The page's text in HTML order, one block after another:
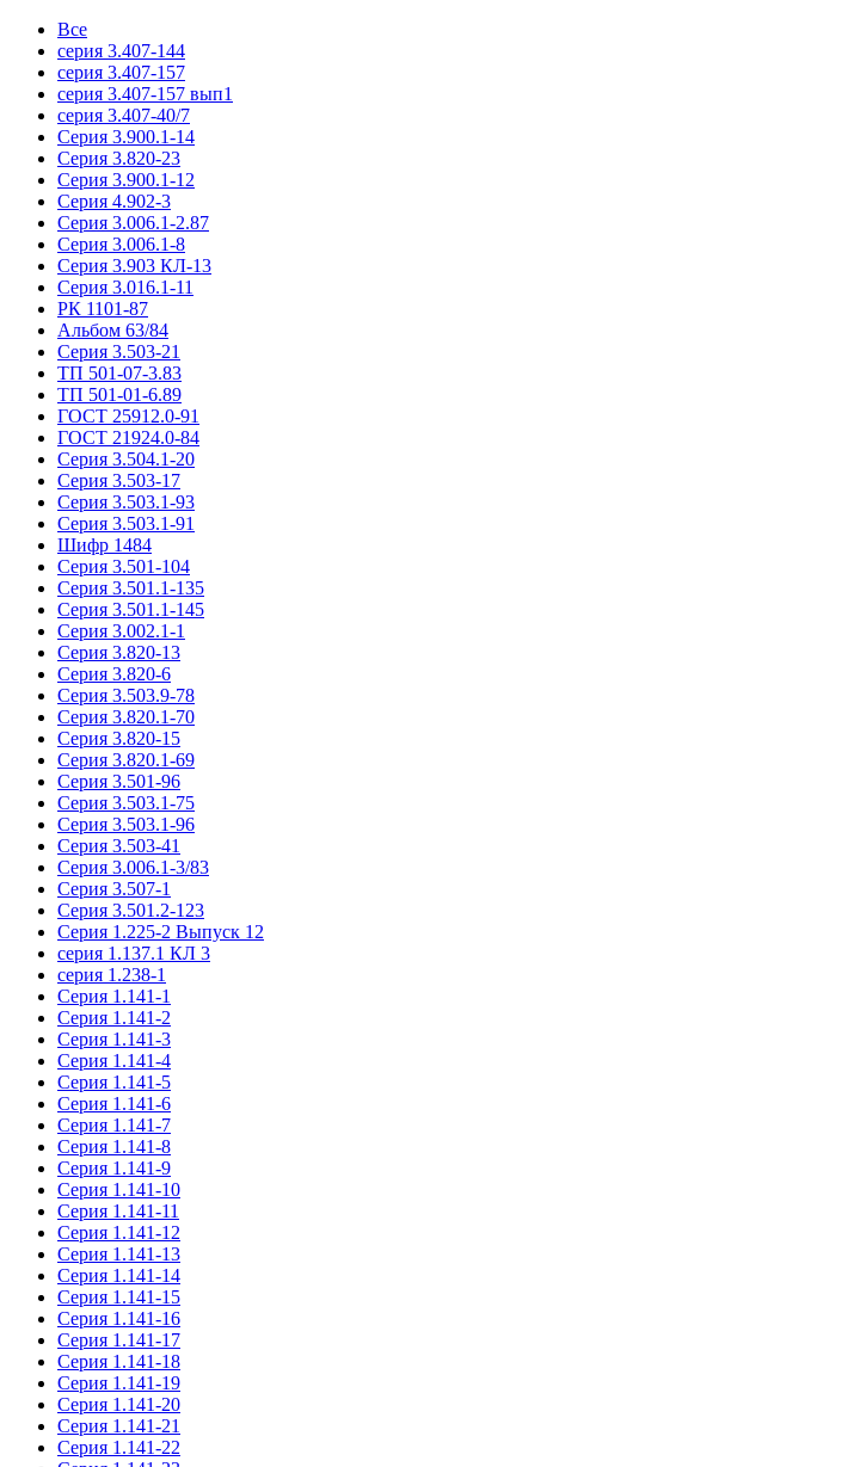
Все
серия 3.407-144
серия 3.407-157
серия 3.407-157 вып1
серия 3.407-40/7
Серия 3.900.1-14
Серия 3.820-23
Серия 3.900.1-12
Серия 4.902-3
Серия 3.006.1-2.87
Серия 3.006.1-8
Серия 3.903 КЛ-13
Серия 3.016.1-11
РК 1101-87
Альбом 63/84
Серия 3.503-21
ТП 501-07-3.83
ТП 501-01-6.89
ГОСТ 25912.0-91
ГОСТ 21924.0-84
Серия 3.504.1-20
Серия 3.503-17
Серия 3.503.1-93
Серия 3.503.1-91
Шифр 1484
Серия 3.501-104
Серия 3.501.1-135
Серия 3.501.1-145
Серия 3.002.1-1
Серия 3.820-13
Серия 3.820-6
Серия 3.503.9-78
Серия 3.820.1-70
Серия 3.820-15
Серия 3.820.1-69
Серия 3.501-96
Серия 3.503.1-75
Серия 3.503.1-96
Серия 3.503-41
Серия 3.006.1-3/83
Серия 3.507-1
Серия 3.501.2-123
Серия 1.225-2 Выпуск 12
серия 1.137.1 КЛ 3
серия 1.238-1
Серия 1.141-1
Серия 1.141-2
Серия 1.141-3
Серия 1.141-4
Серия 1.141-5
Серия 1.141-6
Серия 1.141-7
Серия 1.141-8
Серия 1.141-9
Серия 1.141-10
Серия 1.141-11
Серия 1.141-12
Серия 1.141-13
Серия 1.141-14
Серия 1.141-15
Серия 1.141-16
Серия 1.141-17
Серия 1.141-18
Серия 1.141-19
Серия 1.141-20
Серия 1.141-21
Серия 1.141-22